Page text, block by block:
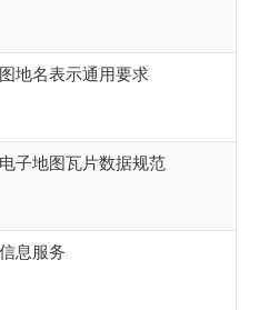
地名表示通用要求
子地图瓦片数据规范
息服务